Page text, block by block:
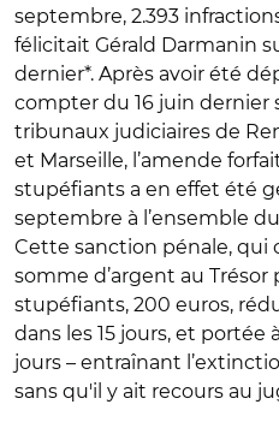
septembre, 2.393
félicitait Gérald Darmanin
dernier*. Après avoir été
compter du 16 juin dernier
tribunaux judiciaires de
et Marseille, l’amende
stupéfiants a en effet été
septembre à l’ensemble
Cette sanction pénale, qui
somme d’argent au
stupéfiants, 200 euros,
dans les 15 jours, et portée
jours – entraînant
sans qu'il y ait recours au